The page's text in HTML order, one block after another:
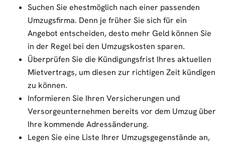
Suchen Sie ehestmöglich nach einer passenden
Umzugsfirma. Denn je früher Sie sich für ein
Angebot entscheiden, desto mehr Geld können Sie
in der Regel bei den Umzugskosten sparen.
Überprüfen Sie die Kündigungsfrist Ihres aktuellen
Mietvertrags, um diesen zur richtigen Zeit kündigen
zu können.
Informieren Sie Ihren Versicherungen und
Versorgeunternehmen bereits vor dem Umzug über
Ihre kommende Adressänderung.
Legen Sie eine Liste Ihrer Umzugsgegenstände an,